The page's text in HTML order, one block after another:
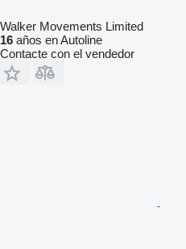
Walker Movements Limited
16 años en Autoline
Contacte con el vendedor